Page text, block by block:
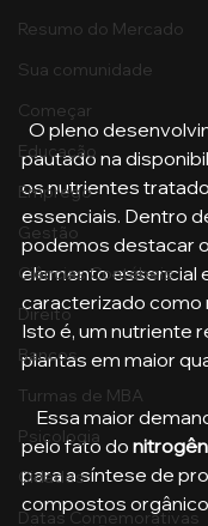
Resumo do Mercado
Sua comunidade
Começar
Educação
Emprego
Gestão
Ciências Contábeis
Direito
Bancos
Turmas de MBA
Psicologia
Cidades
Datas Comemorativas
pautado na
os nutrientes
essenciais. Dentro
podemos destacar o
elemento essencial
caracterizado como
Isto é, um nutriente
plantas em maior
pelo fato do
para a síntese de
compostos